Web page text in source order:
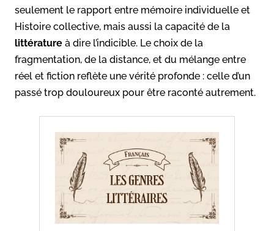
seulement le rapport entre mémoire individuelle et
Histoire collective, mais aussi la capacité de la
littérature à dire l’indicible. Le choix de la
fragmentation, de la distance, et du mélange entre
réel et fiction reflète une vérité profonde : celle d’un
passé trop douloureux pour être raconté autrement.